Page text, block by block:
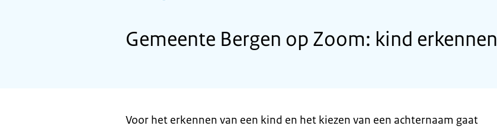
Gemeente Bergen op Zoom: kind erkennen
Voor het erkennen van een kind en het kiezen van een achternaam gaat